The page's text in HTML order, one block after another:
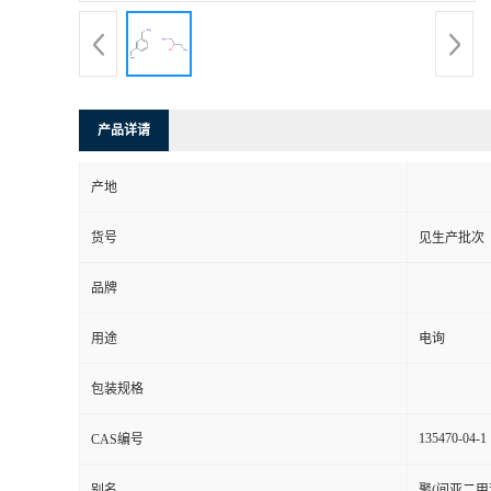
产品详请
产地
货号 见生产批次
品牌
用途 电询
包装规格
CAS编号 135470-04-1